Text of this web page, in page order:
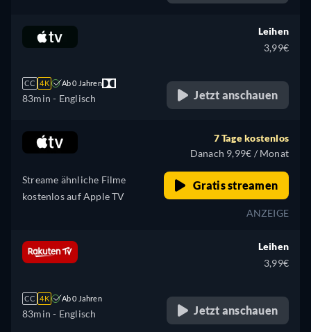
CC 4K Ab 0 Jahren
83min - Englisch
Leihen
3,99€
Jetzt anschauen
Streame ähnliche Filme
kostenlos auf Apple TV
7 Tage kostenlos
Danach 9,99€ / Monat
Gratis streamen
ANZEIGE
CC 4K Ab 0 Jahren
83min - Englisch
Leihen
3,99€
Jetzt anschauen